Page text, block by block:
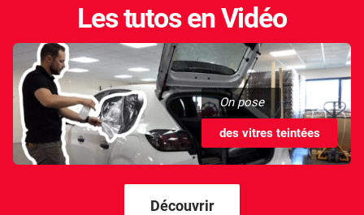
Les tutos en Vidéo
On pose
des vitres teintées
Découvrir